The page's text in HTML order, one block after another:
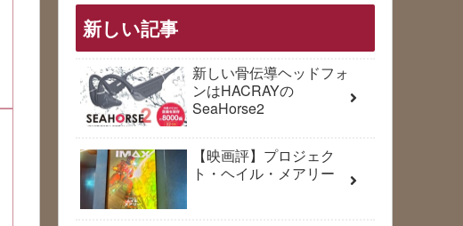
新しい記事
新しい骨伝導ヘッドフォ
ンはHACRAYの
SeaHorse2
【映画評】プロジェク
ト・ヘイル・メアリー